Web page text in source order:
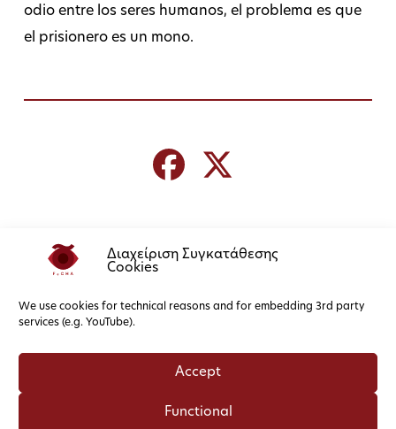
Διαχείριση Συγκατάθεσης
Cookies
We use cookies for technical reasons and for embedding 3rd party
services (e.g. YouTube).
Accept
Functional
odio entre los seres humanos, el problema es que
el prisionero es un mono.